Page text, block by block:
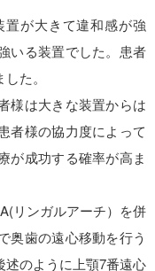
が大きて違和感が強
いる装置でした。患者
た。
様は大きな装置からは
者様の協力度によって
が成功する確率が高ま
リンガルアーチ）を併
奥歯の遠心移動を行う
述のように上顎7番遠心